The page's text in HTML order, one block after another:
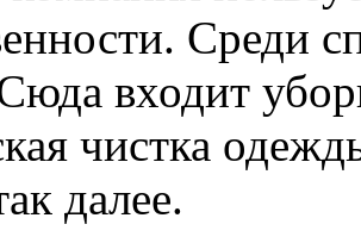
Среди
входит
чистка
далее.